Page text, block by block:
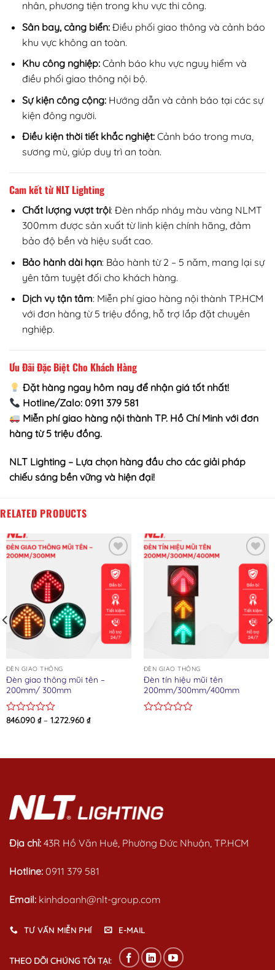
nhân, phương tiện trong khu vực thi công.
Sân bay, cảng biển:Điều phối giao thông và cảnh báo
khu vực không an toàn.
Khu công nghiệp:Cảnh báo khu vực nguy hiểm và
điều phối giao thông nội bộ.
Sự kiện công cộng:Hướng dẫn và cảnh báo tại các sự
kiện đông người.
Điều kiện thời tiết khắc nghiệt:Cảnh báo trong mưa,
sương mù, giúp duy trì an toàn.
Cam kết từ NLT Lighting
Chất lượng vượt trội: Đèn nhấp nháy màu vàng NLMT
300mm được sản xuất từ linh kiện chính hãng, đảm
bảo độ bền và hiệu suất cao.
Bảo hành dài hạn: Bảo hành từ 2 – 5 năm, mang lại sự
yên tâm tuyệt đối cho khách hàng.
Dịch vụ tận tâm: Miễn phí giao hàng nội thành TP.HCM
với đơn hàng từ 5 triệu đồng, hỗ trợ lắp đặt chuyên
nghiệp.
Ưu Đãi Đặc Biệt Cho Khách Hàng
Đặt hàng ngay hôm nay để nhận giá tốt nhất!
Hotline/Zalo: 0911 379 581
Miễn phí giao hàng nội thành TP. Hồ Chí Minh với đơn
hàng từ 5 triệu đồng.
NLT Lighting – Lựa chọn hàng đầu cho các giải pháp
chiếu sáng bền vững và hiện đại!
RELATED PRODUCTS
Add to wishlist
ĐÈN GIAO THÔNG
Đèn giao thông mũi tên –
200mm/ 300mm
Rated
5
846.090 ₫– 1.272.960 ₫
Add to wishlist
ĐÈN GIAO THÔNG
Đèn tín hiệu mũi tên
200mm/300mm/400mm
5
Địa chỉ: 43R Hồ Văn Huê, Phường Đức Nhuận, TP.HCM
Hotline: 0911 379 581
Email: kinhdoanh@nlt-group.com
TƯ VẤN MIỄN PHÍ E-MAIL
THEO DÕI CHÚNG TÔI TẠI: